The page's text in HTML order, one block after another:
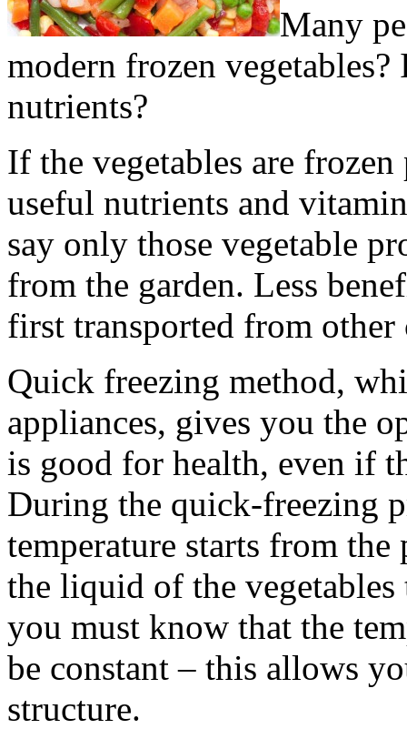
Many
modern frozen
nutrients?
If the vegetables are
useful nutrients and
say only those vegetable
from the garden. Less
first transported from
Quick freezing method,
appliances, gives you the
is good for health, even if
During the quick-freezing
temperature starts from
the liquid of the
you must know that the
be constant – this allows
structure.